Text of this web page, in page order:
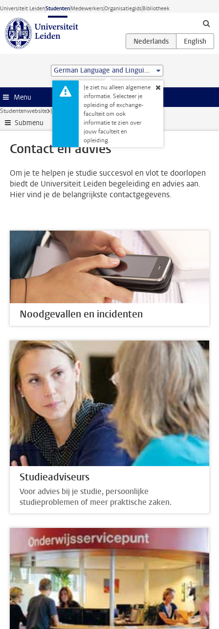
Ga direct naar de inhoud
Universiteit LeidenStudentenMedewerkersOrganisatiegidsBibliotheek
German Language and Linguistics (MA)
Je ziet nu alleen algemene
informatie. Selecteer je
opleiding of exchange-
faculteit om ook
informatie te zien over
jouw faculteit en
opleiding.
Menu
Studentenwebsite Je opleiding Contact en advies
Submenu
Contact en advies
Om je te helpen je studie succesvol en vlot te doorlopen
biedt de Universiteit Leiden begeleiding en advies aan.
Hier vind je de belangrijkste contactgegevens.
Noodgevallen en incidenten
Studieadviseurs
Voor advies bij je studie, persoonlijke
studieproblemen of meer praktische zaken.